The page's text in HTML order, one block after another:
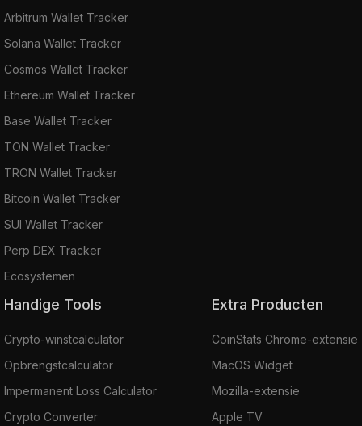
Arbitrum Wallet Tracker
Solana Wallet Tracker
Cosmos Wallet Tracker
Ethereum Wallet Tracker
Base Wallet Tracker
TON Wallet Tracker
TRON Wallet Tracker
Bitcoin Wallet Tracker
SUI Wallet Tracker
Perp DEX Tracker
Ecosystemen
Handige Tools
Crypto-winstcalculator
Opbrengstcalculator
Impermanent Loss Calculator
Crypto Converter
Extra Producten
CoinStats Chrome-extensie
MacOS Widget
Mozilla-extensie
Apple TV